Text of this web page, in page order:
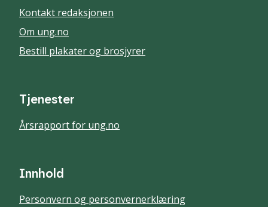
Kontakt redaksjonen
Om ung.no
Bestill plakater og brosjyrer
Tjenester
Årsrapport for ung.no
Innhold
Personvern og personvernerklæring